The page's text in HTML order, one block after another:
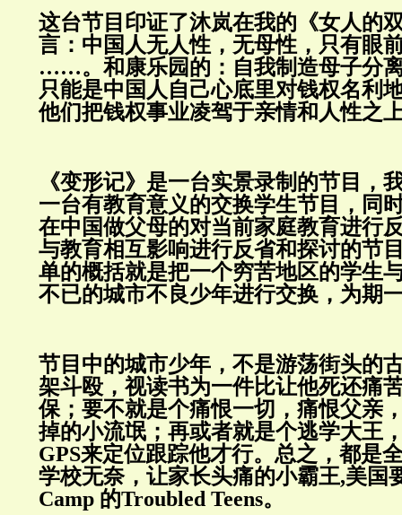
这台节目印证了沐岚在我的《女人的
言：中国人无人性，无母性，只有眼
……。和康乐园的：自我制造母子分
只能是中国人自己心底里对钱权名利
他们把钱权事业凌驾于亲情和人性之
《变形记》是一台实景录制的节目，
一台有教育意义的交换学生节目，同
在中国做父母的对当前家庭教育进行
与教育相互影响进行反省和探讨的节
单的概括就是把一个穷苦地区的学生
不已的城市不良少年进行交换，为期
节目中的城市少年，不是游荡街头的
架斗殴，视读书为一件比让他死还痛
保；要不就是个痛恨一切， 痛恨父亲
掉的小流氓；再或者就是个逃学大王
GPS来定位跟踪他才行。总之，都是
学校无奈，让家长头痛的小霸王,美国
Camp 的Troubled Teens。